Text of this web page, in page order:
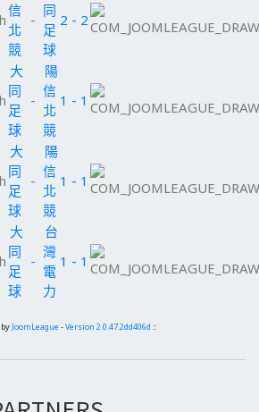
信
北
競
-
同
足
球
2 - 2
大
同
足
球
-
陽
信
北
競
1 - 1
大
同
足
球
-
陽
信
北
競
1 - 1
大
同
足
球
-
台
灣
電
力
1 - 1
JoomLeague -Version 2.0.47.2dd406d ::